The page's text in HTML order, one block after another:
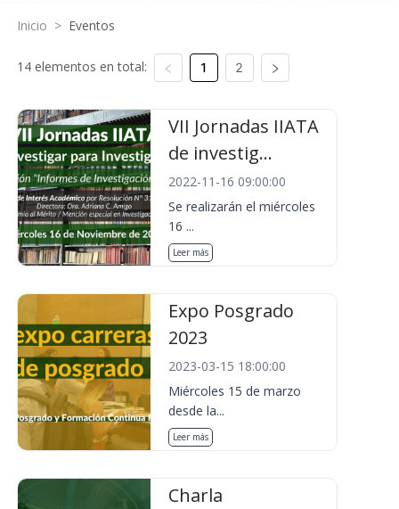
Inicio > Eventos
14 elementos en total: 1 2
VII Jornadas IIATA
de investig...
2022-11-16 09:00:00
Se realizarán el miércoles
16 ...
Leer más
Expo Posgrado
2023
2023-03-15 18:00:00
Miércoles 15 de marzo
desde la...
Leer más
Charla